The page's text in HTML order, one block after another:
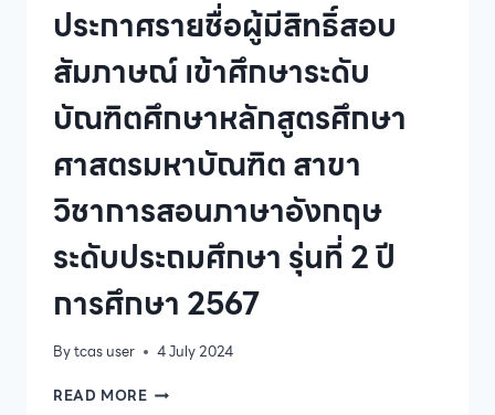
(รุ่น
6)
ประกาศรายชื่อผู้มีสิทธิ์สอบ
สัมภาษณ์ เข้าศึกษาระดับ
บัณฑิตศึกษาหลักสูตรศึกษา
ศาสตรมหาบัณฑิต สาขา
วิชาการสอนภาษาอังกฤษ
ระดับประถมศึกษา รุ่นที่ 2 ปี
การศึกษา 2567
Bytcas user
4 July 2024
READ MOREประกาศ